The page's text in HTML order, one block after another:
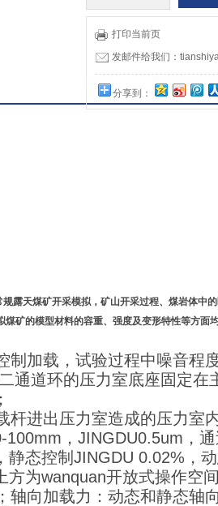
打印当前页
发邮件给我们：
分享到：
露天煤矿开采模拟，矿山开采过程、煤岩体中
矿的模型材料的容重、强度及变形特性等方面
加载，试验过程中噪音程度
通道环的压力室底座固定
进出压力室造成的压力室
，JINGDU0.5um，
静态控制JINGDU 0.02%，
方为wanquan开放式操作空
向加载力：动态和静态轴